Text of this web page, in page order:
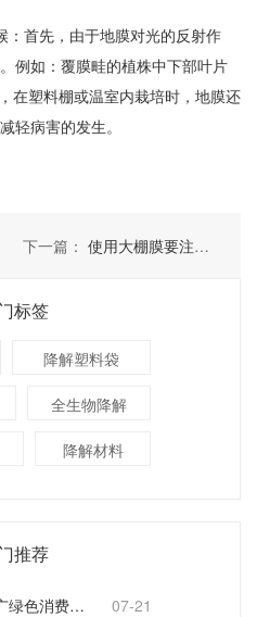
：首先，由于地膜对光的反射作
例如：覆膜畦的植株中下部叶片
在塑料棚或温室内栽培时，地膜还
轻病害的发生。
下一篇： 使用大棚膜要注意哪些事项及作用
标签
降解塑料袋
全生物降解
降解材料
推荐
国务院批复！推广绿色消费，引导使用环保可降解包装材料
07-21